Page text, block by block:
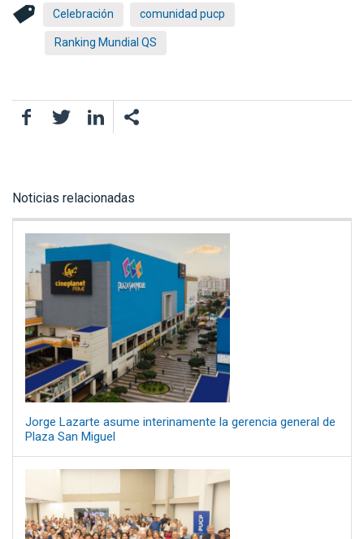
Celebración comunidad pucp
Ranking Mundial QS
FacebookTwitter LinkedIn
Noticias relacionadas
Jorge Lazarte asume interinamente la gerencia general de
Plaza San Miguel